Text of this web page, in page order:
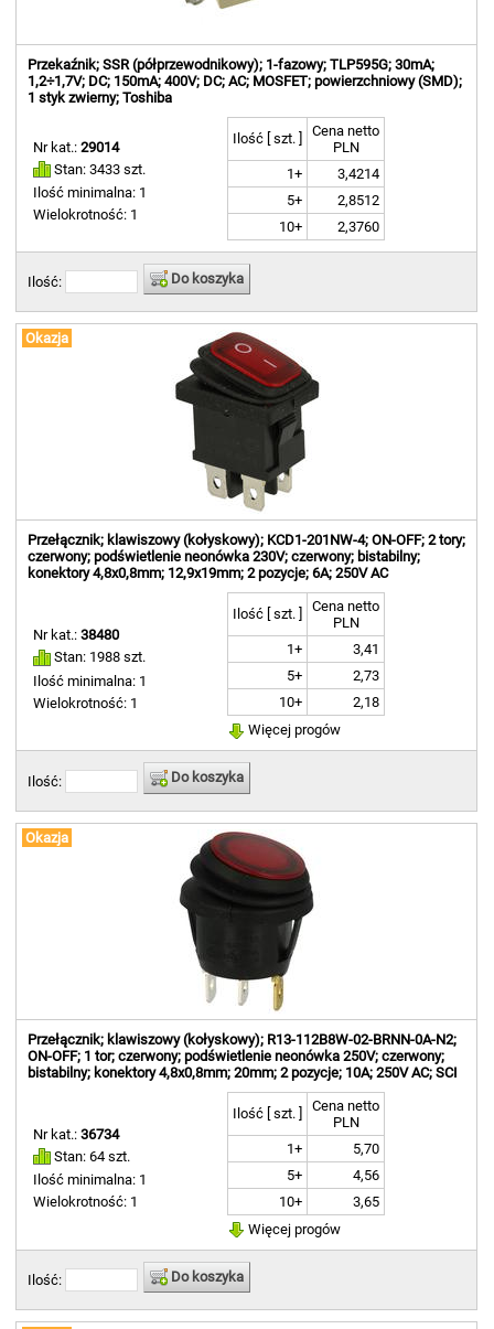
Przekaźnik; SSR (półprzewodnikowy); 1-fazowy; TLP595G; 30mA;
1,2÷1,7V; DC; 150mA; 400V; DC; AC; MOSFET; powierzchniowy (SMD);
1 styk zwierny; Toshiba
Nr kat.:29014
Stan: 3433 szt.
Ilość minimalna: 1
Wielokrotność: 1
Ilość [ szt. ]
Cena netto
PLN
1+
3,4214
5+
2,8512
10+
2,3760
Ilość: Do koszyka
Okazja
Przełącznik; klawiszowy (kołyskowy); KCD1-201NW-4; ON-OFF; 2 tory;
czerwony; podświetlenie neonówka 230V; czerwony; bistabilny;
konektory 4,8x0,8mm; 12,9x19mm; 2 pozycje; 6A; 250V AC
Nr kat.:38480
Stan: 1988 szt.
Ilość minimalna: 1
Wielokrotność: 1
Ilość [ szt. ]
Cena netto
PLN
1+
3,41
5+
2,73
10+
2,18
Więcej progów
Ilość: Do koszyka
Okazja
Przełącznik; klawiszowy (kołyskowy); R13-112B8W-02-BRNN-0A-N2;
ON-OFF; 1 tor; czerwony; podświetlenie neonówka 250V; czerwony;
bistabilny; konektory 4,8x0,8mm; 20mm; 2 pozycje; 10A; 250V AC; SCI
Nr kat.:36734
Stan: 64 szt.
Ilość minimalna: 1
Wielokrotność: 1
Ilość [ szt. ]
Cena netto
PLN
1+
5,70
5+
4,56
10+
3,65
Więcej progów
Ilość: Do koszyka